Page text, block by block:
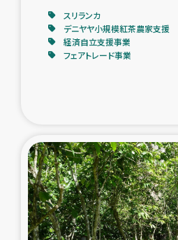
ミャンマー
タイ国境ミャンマー
漁民によるマング
スリランカ
デニヤヤ小規模紅茶農家支援
経済自立支援事業
フェアトレード事業